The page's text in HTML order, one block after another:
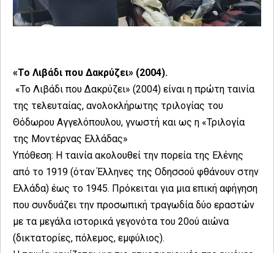
«Το Λιβάδι που Δακρύζει» (2004).
«Το Λιβάδι που Δακρύζει» (2004) είναι η πρώτη ταινία
της τελευταίας, ανολοκλήρωτης τριλογίας του
Θόδωρου Αγγελόπουλου, γνωστή και ως η «Τριλογία
της Μοντέρνας Ελλάδας»
Υπόθεση: Η ταινία ακολουθεί την πορεία της Ελένης
από το 1919 (όταν Έλληνες της Οδησσού φθάνουν στην
Ελλάδα) έως το 1945. Πρόκειται για μια επική αφήγηση
που συνδυάζει την προσωπική τραγωδία δύο εραστών
με τα μεγάλα ιστορικά γεγονότα του 20ού αιώνα
(δικτατορίες, πόλεμος, εμφύλιος).